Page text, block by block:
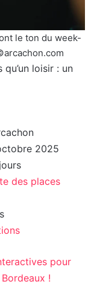
le ton du week-
loisir : un
2025
des places
pour
!